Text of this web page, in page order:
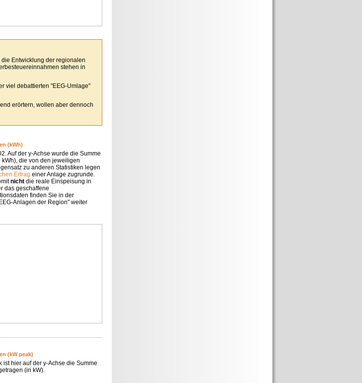
Entwicklung der regionalen
stehen in
viel debattierten "EEG-Umlage"
erörtern, wollen aber dennoch
(kWh)
Auf der y-Achse wurde die Summe
die von den jeweiligen
zu anderen Statistiken legen
Ertrag einer Anlage zugrunde.
nicht die reale Einspeisung in
das geschaffene
finden Sie in der
Anlagen der Region" weiter
(kW peak)
hier auf der y-Achse die Summe
(in kW).